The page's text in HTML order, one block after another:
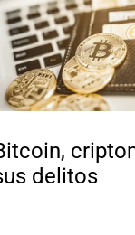
delitos